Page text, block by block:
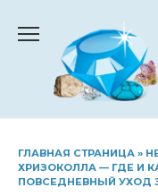
содержанию
ГЛАВНАЯ СТРАНИЦА »
ХРИЗОКОЛЛА — ГДЕ И
ПОВСЕДНЕВНЫЙ УХОД